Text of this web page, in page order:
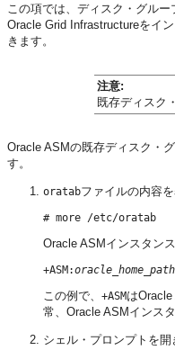
この項では、ディスク・グル
Oracle Grid Infrastructureをイ
きます。
注意:
既存ディスク
Oracle ASMの既存ディスク・
す。
oratabファイルの内容
Oracle ASMインスタン
+ASM:oracle_home_path
この例で、 +ASMは
常、Oracle ASMインス
シェル・プロンプトを開